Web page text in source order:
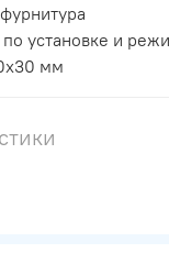
по установке и
мм